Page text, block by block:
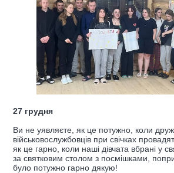
27 грудня
Ви не уявляєте, як це потужно, коли
військовослужбовців при свічках
як це гарно, коли наші дівчата вбрані у
за святковим столом з посмішками,
було потужно гарно дякую!